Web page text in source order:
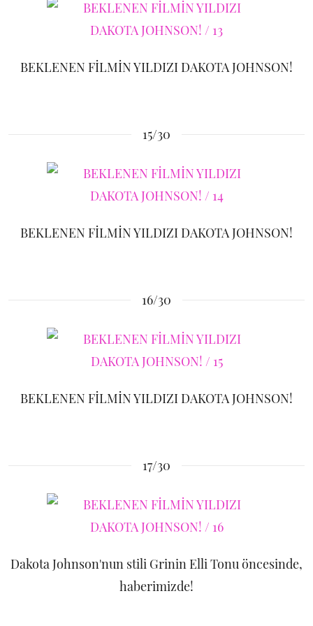
BEKLENEN FİLMİN YILDIZI DAKOTA JOHNSON!
15/30
BEKLENEN FİLMİN YILDIZI DAKOTA JOHNSON!
16/30
BEKLENEN FİLMİN YILDIZI DAKOTA JOHNSON!
17/30
Dakota Johnson'nun stili Grinin Elli Tonu öncesinde,
haberimizde!